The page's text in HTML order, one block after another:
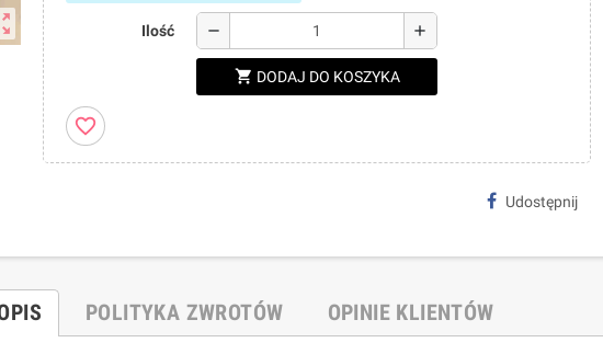
Ilość remove add
shopping_cart DODAJ DO KOSZYKA
favorite_border
Udostępnij
POLITYKA ZWROTÓW OPINIE KLIENTÓW